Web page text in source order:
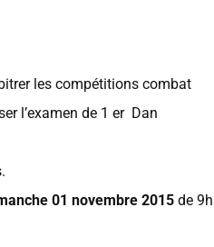
les compétitions combat
l’examen de 1 er Dan
01 novembre 2015 de